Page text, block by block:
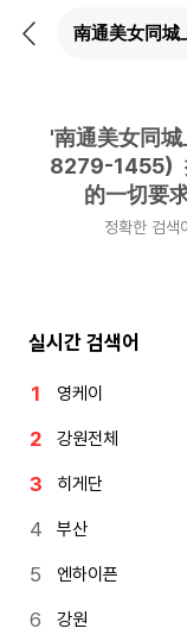
뒤
'南通美女同
8279-1455）
的一切要
정확한 검색
실시간 검색어
영케이
강원전체
히게단
부산
엔하이픈
강원